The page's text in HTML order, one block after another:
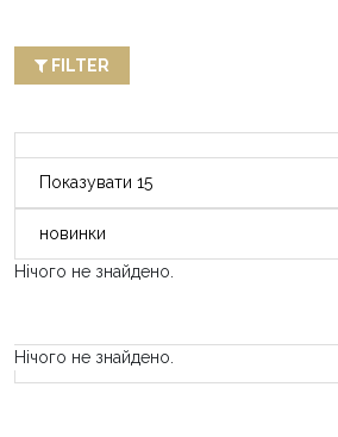
FILTER
Нічого не знайдено.
Нічого не знайдено.